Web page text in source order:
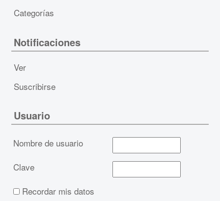
Categorías
Notificaciones
Ver
Suscribirse
Usuario
Nombre de usuario
Clave
Recordar mis datos